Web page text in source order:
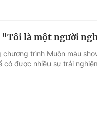
"Tôi là một người
chương trình Muôn màu
có được nhiều sự trải